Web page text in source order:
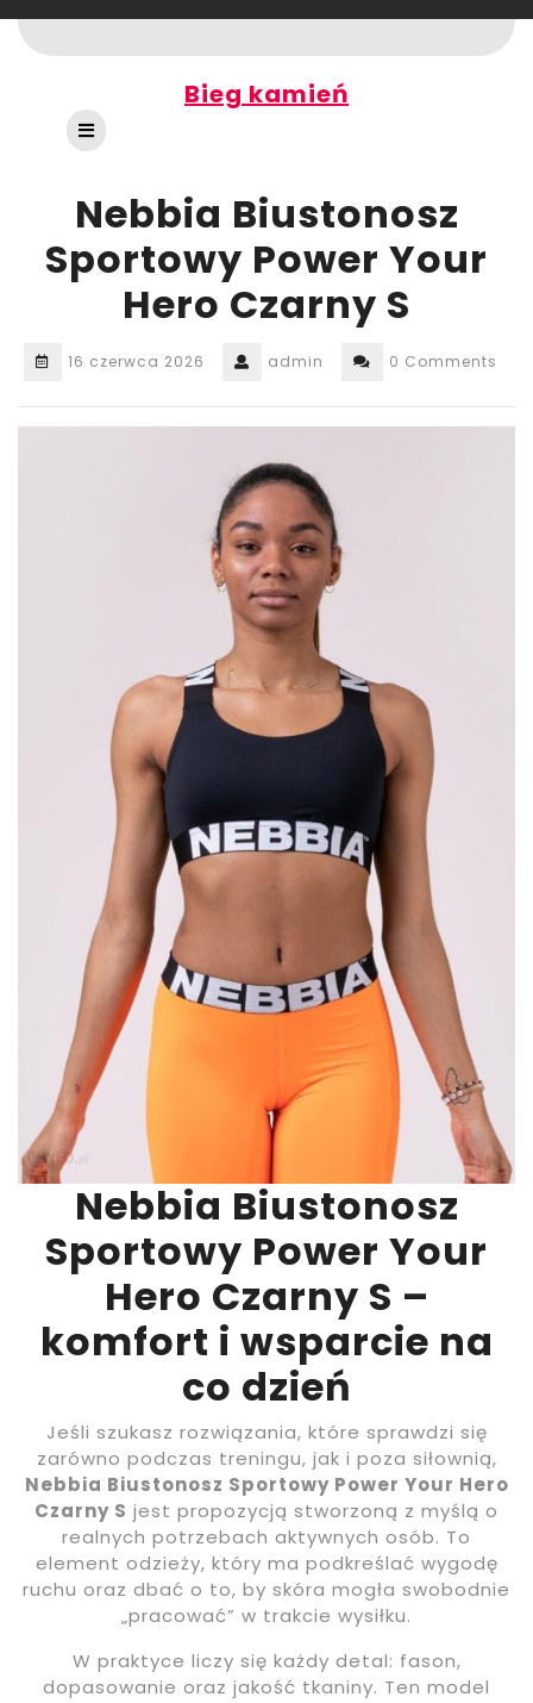
to
content
Bieg kamień
Open
Button
Nebbia Biustonosz
Sportowy Power Your
Hero Czarny S
16 czerwca 2026 admin 0 Comments
Nebbia Biustonosz
Sportowy Power Your
Hero Czarny S –
komfort i wsparcie na
co dzień
Jeśli szukasz rozwiązania, które sprawdzi się
zarówno podczas treningu, jak i poza siłownią,
Nebbia Biustonosz Sportowy Power Your Hero
Czarny S jest propozycją stworzoną z myślą o
realnych potrzebach aktywnych osób. To
element odzieży, który ma podkreślać wygodę
ruchu oraz dbać o to, by skóra mogła swobodnie
„pracować” w trakcie wysiłku.
W praktyce liczy się każdy detal: fason,
dopasowanie oraz jakość tkaniny. Ten model